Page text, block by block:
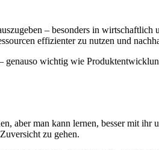
– besonders in
effizienter zu nutzen und
genauso wichtig wie
aber man kann lernen, besser mit
zu gehen.